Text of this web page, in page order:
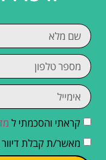
קראתי והסכמתי ל
מאשר/ת קבלת דיוור